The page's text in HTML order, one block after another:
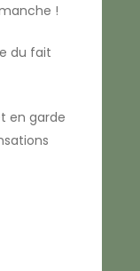
!
du fait
en garde